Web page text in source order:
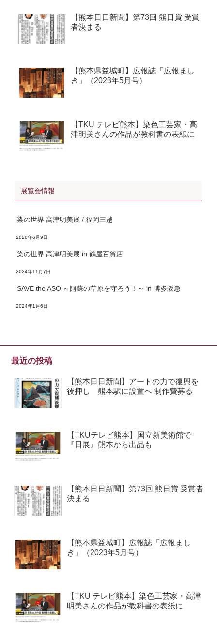
【熊本日日新聞】第73回 熊日賞 受賞
者決まる
【熊本県益城町】広報誌「広報まし
き」（2023年5月号）
【TKU テレビ熊本】染色工芸家・高
津明美さんの作品が教科書の表紙に
展覧会情報
染の世界 高津明美展 / 福岡三越
2026年6月9日
染の世界 高津明美展 in 鶴屋百貨店
2024年11月7日
SAVE the ASO ～阿蘇の草原を守ろう！～ in 博多阪急
2024年1月6日
最近の投稿
【熊本日日新聞】アートの力で復興を
後押し 熊本駅に設置へ 制作費募る
【TKUテレビ熊本】国立新美術館で
『日展』熊本から出品も
【熊本日日新聞】第73回 熊日賞 受賞者
決まる
【熊本県益城町】広報誌「広報まし
き」（2023年5月号）
【TKU テレビ熊本】染色工芸家・高津
明美さんの作品が教科書の表紙に